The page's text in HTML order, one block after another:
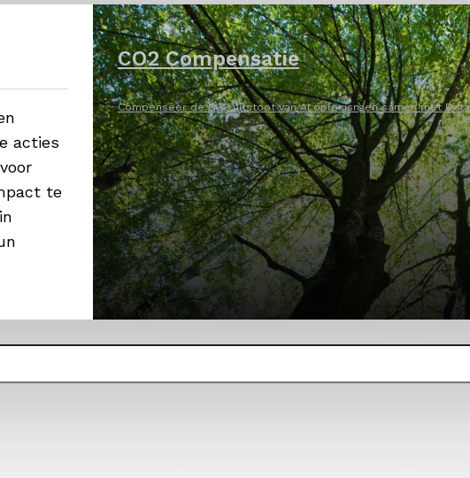
acties
te
CO2 Compensatie
Compenseer de CO2 uitstoot van AI oplosisngen samen met